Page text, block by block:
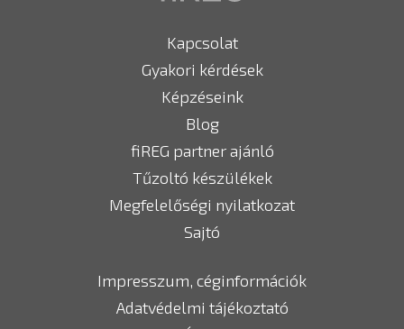
Kapcsolat
Gyakori kérdések
Képzéseink
Blog
fiREG partner ajánló
Tűzoltó készülékek
Megfelelőségi nyilatkozat
Sajtó
Impresszum, céginformációk
Adatvédelmi tájékoztató